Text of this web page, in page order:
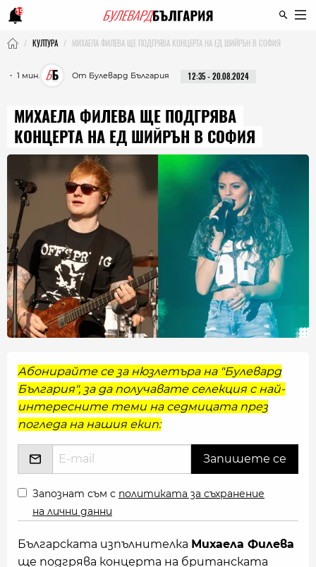
19
КУЛТУРА МИХАЕЛА ФИЛЕВА ЩЕ ПОДГРЯВА КОНЦЕРТА НА ЕД ШИЙРЪН В СОФИЯ
・ 1 мин. От Булевард България 12:35 - 20.08.2024
МИХАЕЛА ФИЛЕВА ЩЕ ПОДГРЯВА
КОНЦЕРТА НА ЕД ШИЙРЪН В СОФИЯ
Абонирайте се за нюзлетъра на "Булевард
България", за да получавате селекция с най-
интересните теми на седмицата през
погледа на нашия екип:
Запознат съм с политиката за съхранение
на лични данни
Българската изпълнителка Михаела Филева
ще подгрява концерта на британската